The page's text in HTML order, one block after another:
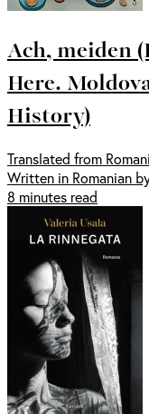
Ach, meiden
Here.
History)
Translated from
Written in Romanian
8 minutes read